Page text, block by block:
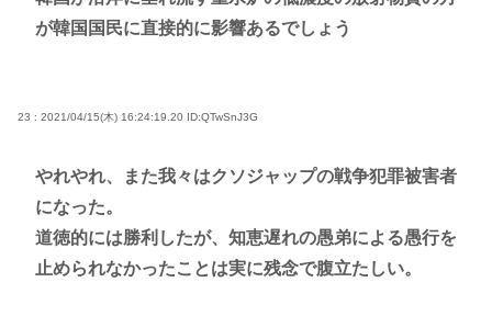
が韓国国民に直接的に影響あるでしょう
23 : 2021/04/15(木) 16:24:19.20 ID:QTwSnJ3G
やれやれ、また我々はクソジャップの戦争犯罪被害者
になった。
道徳的には勝利したが、知恵遅れの愚弟による愚行を
止められなかったことは実に残念で腹立たしい。